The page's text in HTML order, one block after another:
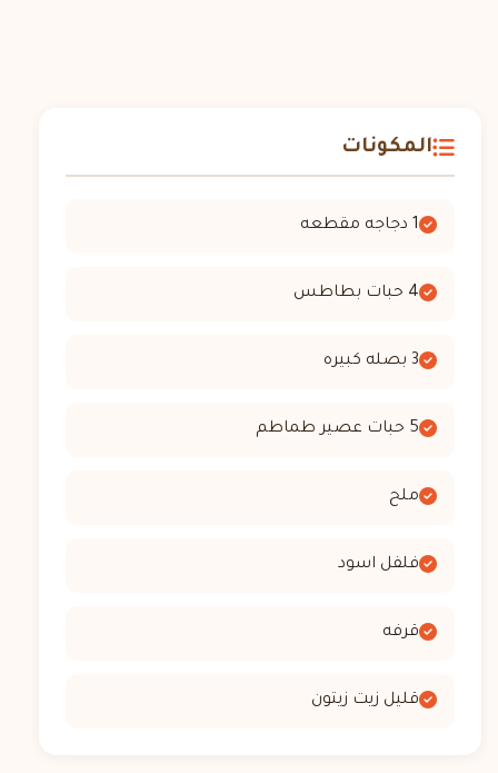
المكونات
1 دجاجه مقطعه
4 حبات بطاطس
3 بصله كبيره
5 حبات عصير طماطم
ملح
فلفل اسود
قرفه
قليل زيت زيتون